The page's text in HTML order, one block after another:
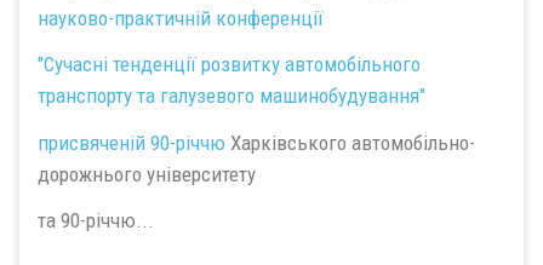
науково-практичній конференції
"Сучасні тенденції розвитку автомобільного
транспорту та галузевого машинобудування"
присвяченій 90-річчю Харківського автомобільно-
дорожнього університету
та 90-річчю...